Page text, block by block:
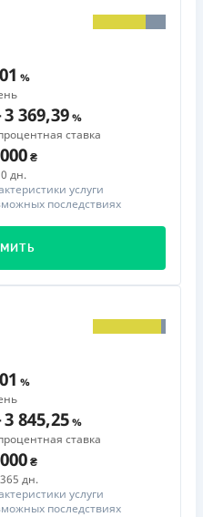
3 369,39
ставка
дн.
услуги
последствиях
3 845,25
ставка
дн.
услуги
последствиях